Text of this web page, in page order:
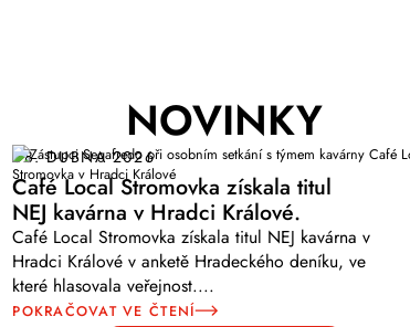
NOVINKY
08. DUBNA 2026
Café Local Stromovka získala titul
NEJ kavárna v Hradci Králové.
Café Local Stromovka získala titul NEJ kavárna v
Hradci Králové v anketě Hradeckého deníku, ve
které hlasovala veřejnost....
POKRAČOVAT VE ČTENÍ